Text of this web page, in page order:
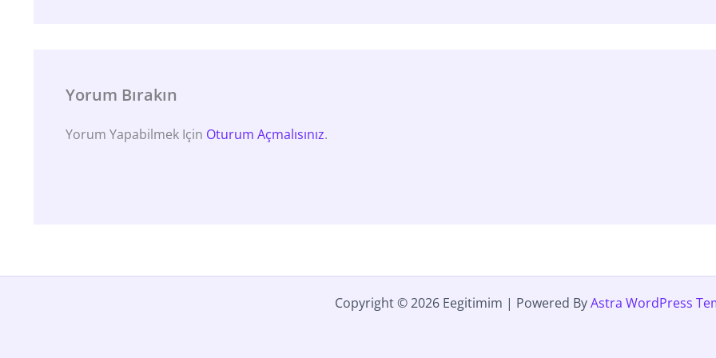
Yorum Bırakın
Yorum Yapabilmek Için Oturum Açmalısınız.
Copyright © 2026 Eegitimim | Powered ByAstra WordPress